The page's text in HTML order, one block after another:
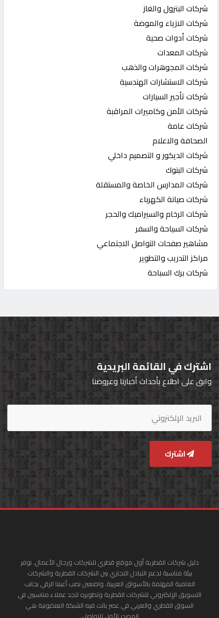
شركات البترول والغاز
شركات الازياء والموضة
شركات أدوات صحية
شركات المعدات
شركات المجوهرات والذهب
شركات الاستشارات الهندسية
شركات تأجير السيارات
شركات الأمن وكاميرات المراقبة
شركات عامة
الصحافة والاعلام
شركات الديكور و التصميم داخلي
شركات البنوك
شركات المدارس الخاصة والمستقلة
شركات صيانة الكهرباء
شركات الرخام والسيراميك والحجر
شركات السياحة والسفر
مشاهير صفحات التواصل الاجتماعي
مراكز التدريب والتطوير
شركات برك السباحة
اشترك في القائمة البريدية
وابق على اطلاع بأحداث أخبارنا وعروضنا
اشترك
دليل شركات القطرية أول موقع قطري للشركات ورجال الأعمال. نوفر
بيئة مناسبة لدعم التبادل التجاري بين الشركات القطرية والشركات
العامية المهتمة بالأسواق العربية. واضعين نصب أعيننا الرقي بجانب
التسويق الإلكتروني للشركات القطرية وتطويره لتجد عملاء مناسبين في
السوق القطري والعربي في عصر باتت فيه الشبكة العنكبونية هي